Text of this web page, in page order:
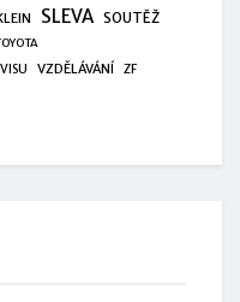
SLEVA SOUTĚŽ
VZDĚLÁVÁNÍ ZF